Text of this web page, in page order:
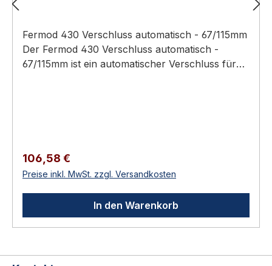
Fermod 430 Verschluss automatisch - 67/115mm
Der Fermod 430 Verschluss automatisch -
67/115mm ist ein automatischer Verschluss für
KompositLinks oder rechts
verwendbarRegelbares SchließblechFür plus
und minus Temperaturen einsetzbar Technische
Daten Spezifikation und Ausführungen
ProduktgruppeAutomatischer Kühlraumtür-
VerschlussMaterialKompositHersteller-
KontextDGUV Regel 110-007; EU 1935/2004; ISO
Regulärer Preis:
106,58 €
Preise inkl. MwSt. zzgl. Versandkosten
In den Warenkorb